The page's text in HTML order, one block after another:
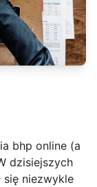
bhp online (a
dzisiejszych
się niezwykle